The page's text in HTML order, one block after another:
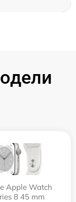
Apple Watch
8 45 mm